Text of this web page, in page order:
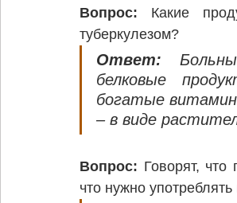
Вопрос: Какие
туберкулезом?
Ответ:
белковые
богатые
– в виде
Вопрос: Говорят,
что нужно